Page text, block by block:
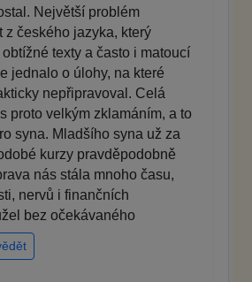
Největší problém
z českého jazyka, který
texty a často i matoucí
jednalo o úlohy, na které
nepřipravoval. Celá
proto velkým zklamáním, a to
syna. Mladšího syna už za
kurzy pravděpodobně
nás stála mnoho času,
nervů i finančních
bez očekávaného